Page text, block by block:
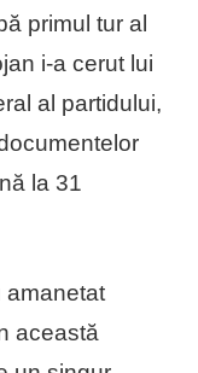
primul tur al
i-a cerut lui
al partidului,
la 31
amanetat
această